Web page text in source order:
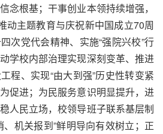
念根基；干事创业本领持续增强，
动主题教育与庆祝新中国成立70周
次党代会精神、实施“强院兴校”行
学校内部治理实现深刻变革、推进
程、实现“由大到强”历史性转变紧
促进；为民服务意识明显提升，进
人民立场，校领导班子联系基层制
、机关报到”鲜明导向有效树立；正